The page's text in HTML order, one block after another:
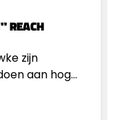
REACH
zijn
aan hoge